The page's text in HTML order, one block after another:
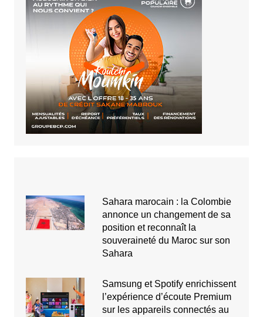
Sahara marocain : la Colombie
annonce un changement de sa
position et reconnaît la
souveraineté du Maroc sur son
Sahara
Samsung et Spotify enrichissent
l’expérience d’écoute Premium
sur les appareils connectés au